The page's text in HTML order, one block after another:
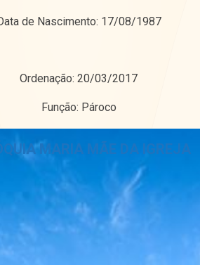
de Nascimento: 17/08/1987
Ordenação: 20/03/2017
Função: Pároco
MARIA MÃE DA IGREJA